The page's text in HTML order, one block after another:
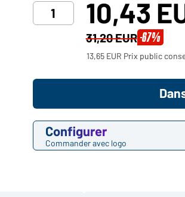
10,43
31,20 EUR -67%
13,65 EUR Prix public
Configurer
Commander avec logo